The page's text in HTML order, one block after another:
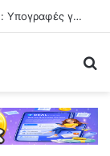
Ηλεκτρική διασύνδεση Ελλάδας – Κύπρου: Υπογραφές για την είσοδο της γαλλικής Meridiam στο έργο